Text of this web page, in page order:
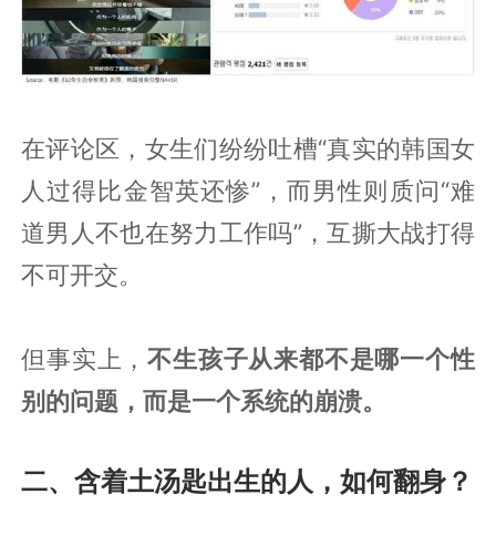
在评论区，女生们纷纷吐槽“真实的韩国女
人过得比金智英还惨”，而男性则质问“难
道男人不也在努力工作吗”，互撕大战打得
不可开交。
但事实上，不生孩子从来都不是哪一个性
别的问题，而是一个系统的崩溃。
二、含着土汤匙出生的人，如何翻身？